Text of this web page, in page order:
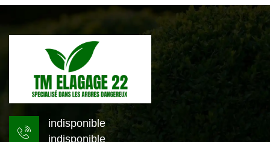
indisponible
indisponible